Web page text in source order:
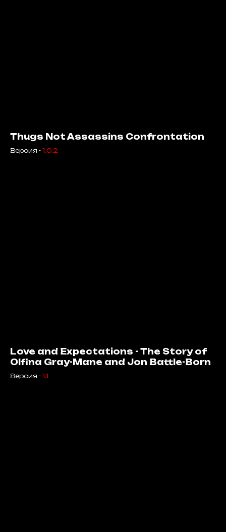
Thugs Not Assassins Confrontation
Версия - 1.0.2
Love and Expectations - The Story of
Olfina Gray-Mane and Jon Battle-Born
Версия - 1.1